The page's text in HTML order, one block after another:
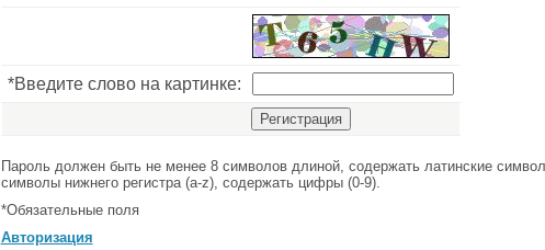
*Введите слово на картинке:
Пароль должен быть не менее 8 символов длиной, содержать латинские
символы нижнего регистра (a-z), содержать цифры (0-9).
*Обязательные поля
Авторизация